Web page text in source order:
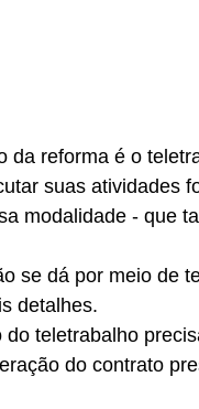
da reforma é o
suas atividades
modalidade - que
se dá por meio de
detalhes.
teletrabalho
do contrato